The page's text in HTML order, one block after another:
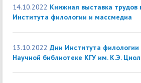
14.10.2022 Книжная выставка трудов
Института филологии и массмедиа
13.10.2022 Дни Института
Научной библиотеке КГУ им. К.Э.